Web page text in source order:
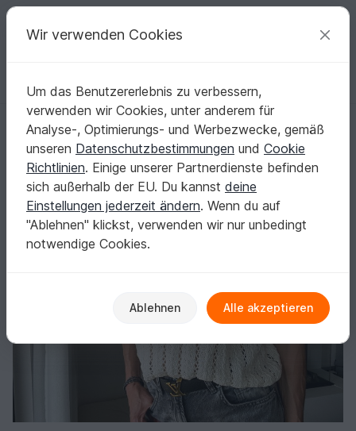
Deine kreativen Ideen
Deutsch | € (EUR) einloggen Kostenlos registrieren
Startseite Stricken Damen Shirts & Tuniken
Strickanleitung – Shirt IMGA – nahtlos bottom up - NO.271
Strickanleitung – Shirt IMGA – nahtlos bottom
up - NO.271
Wir verwenden Cookies
Um das Benutzererlebnis zu verbessern,
verwenden wir Cookies, unter anderem für
Analyse-, Optimierungs- und Werbezwecke, gemäß
unseren Datenschutzbestimmungen und Cookie
Richtlinien. Einige unserer Partnerdienste befinden
sich außerhalb der EU. Du kannst deine
Einstellungen jederzeit ändern. Wenn du auf
"Ablehnen" klickst, verwenden wir nur unbedingt
notwendige Cookies.
Ablehnen Alle akzeptieren